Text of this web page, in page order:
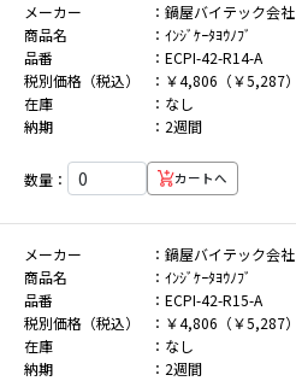
メーカー
鍋屋バイテック会社
商品名
ｲﾝｼﾞｹｰﾀﾖｳﾉﾌﾞ
品番
ECPI-42-R14-A
税別価格（税込）
￥4,806（￥5,287）
在庫
なし
納期
2週間
数量： カートへ
メーカー
鍋屋バイテック会社
商品名
ｲﾝｼﾞｹｰﾀﾖｳﾉﾌﾞ
品番
ECPI-42-R15-A
税別価格（税込）
￥4,806（￥5,287）
在庫
なし
納期
2週間